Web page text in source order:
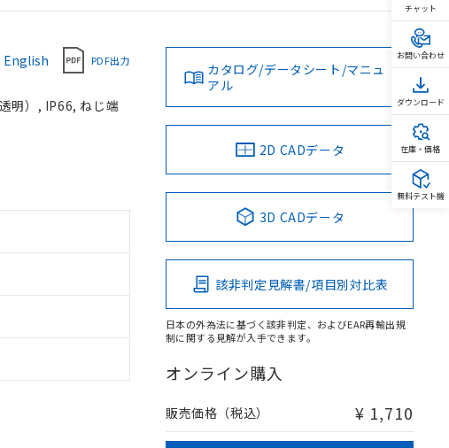
English PDF出力
明）, IP66, ねじ端
カタログ/データシート/マニュ
アル
2D CADデータ
3D CADデータ
該非判定見解書/項目別対比表
日本の外為法に基づく該非判定、およびEAR再輸出規
制に関する見解が入手できます。
オンライン購入
販売価格（税込） ¥ 1,710
チャット
お問い合わせ
ダウンロード
在庫・価格
無料テスト機